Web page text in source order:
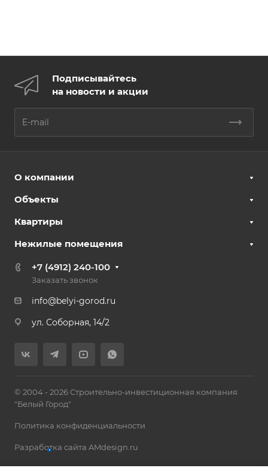
Подписывайтесь
на новости и акции
О компании
Объекты
Квартиры
Нежилые помещения
+7 (4912) 240-100
Заказать звонок
info@belyi-gorod.ru
ул. Соборная, 14/2
© 2004 - 2026 Строительно-инвестиционная компания
"Белый Город"
Политика конфиденциальности
Разработка сайта AMdesign.ru